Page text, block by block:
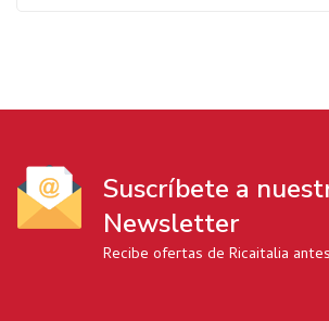
Suscríbete a
Newsletter
Recibe ofertas de Ricaitalia